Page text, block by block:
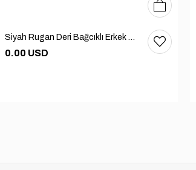
Siyah Rugan Deri Bağcıklı Erkek Günlük Ayakkabı 101-1004-GN502
0.00 USD
39 404142